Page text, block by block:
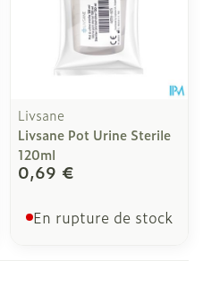
Livsane
Livsane Pot Urine Sterile
120ml
0,69 €
En rupture de stock